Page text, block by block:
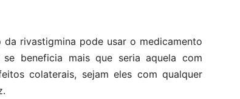
rivastigmina pode usar o medicamento
beneficia mais que seria aquela com
colaterais, sejam eles com qualquer